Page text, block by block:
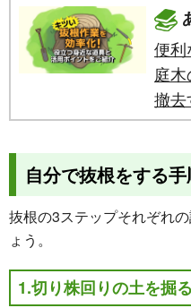
便利
庭
撤
自分で抜根をする
抜根の3ステップそれぞれ
ょう。
1.切り株回りの土を掘る